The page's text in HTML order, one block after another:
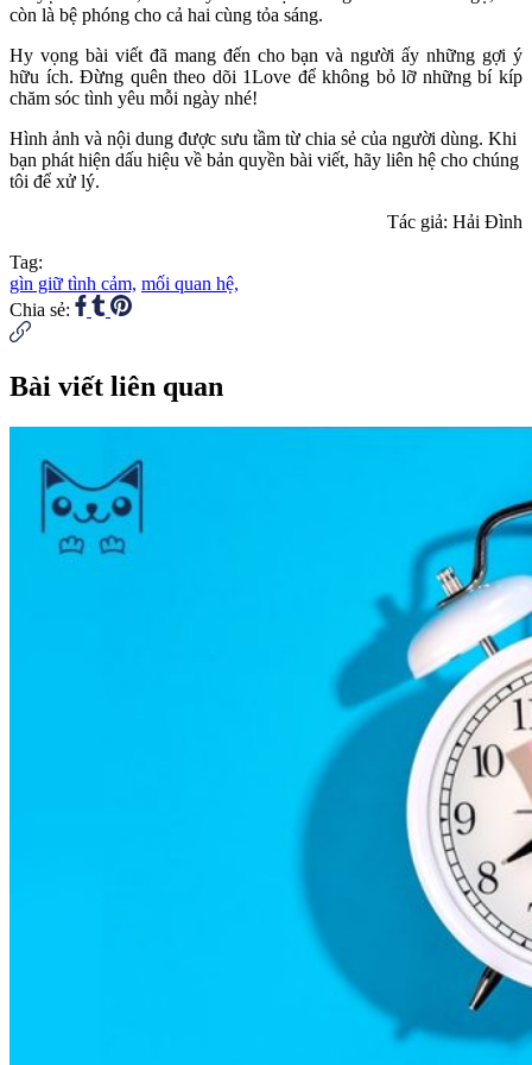
còn là bệ phóng cho cả hai cùng tỏa sáng.
Hy vọng bài viết đã mang đến cho bạn và người ấy những gợi ý
hữu ích. Đừng quên theo dõi 1Love để không bỏ lỡ những bí kíp
chăm sóc tình yêu mỗi ngày nhé!
Hình ảnh và nội dung được sưu tầm từ chia sẻ của người dùng. Khi
bạn phát hiện dấu hiệu về bản quyền bài viết, hãy liên hệ cho chúng
tôi để xử lý.
Tác giả: Hải Đình
Tag:
gìn giữ tình cảm, mối quan hệ,
Chia sẻ:
Bài viết liên quan